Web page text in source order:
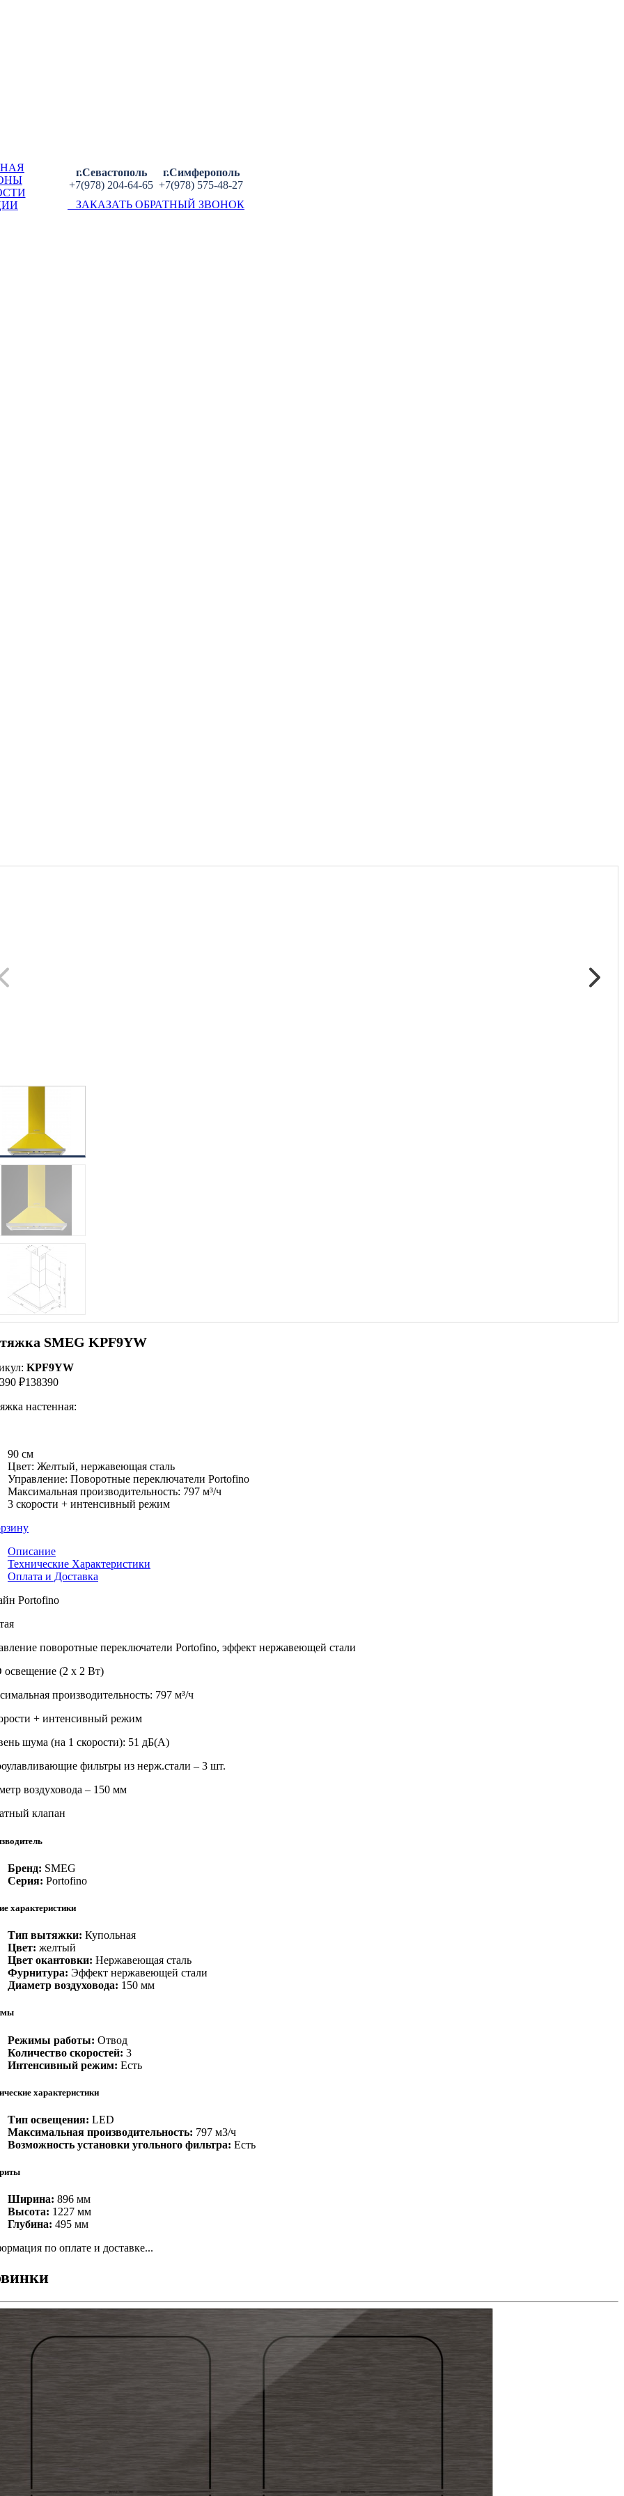
г.Севастополь
+7(978) 204-64-65
г.Симферополь
+7(978) 575-48-27
ЗАКАЗАТЬ ОБРАТНЫЙ ЗВОНОК
SMEG KPF9YW
KPF9YW
₽138390
настенная:
90 см
Цвет: Желтый, нержавеющая сталь
Управление: Поворотные переключатели Portofino
Максимальная производительность: 797 м³/ч
3 скорости + интенсивный режим
Описание
Технические Характеристики
Оплата и Доставка
Portofino
поворотные переключатели Portofino, эффект нержавеющей стали
освещение (2 х 2 Вт)
производительность: 797 м³/ч
+ интенсивный режим
шума (на 1 скорости): 51 дБ(А)
фильтры из нерж.стали – 3 шт.
воздуховода – 150 мм
клапан
Бренд: SMEG
Серия: Portofino
характеристики
Тип вытяжки: Купольная
Цвет: желтый
Цвет окантовки: Нержавеющая сталь
Фурнитура: Эффект нержавеющей стали
Диаметр воздуховода: 150 мм
Режимы работы: Отвод
Количество скоростей: 3
Интенсивный режим: Есть
характеристики
Тип освещения: LED
Максимальная производительность: 797 м3/ч
Возможность установки угольного фильтра: Есть
Ширина: 896 мм
Высота: 1227 мм
Глубина: 495 мм
по оплате и доставке...